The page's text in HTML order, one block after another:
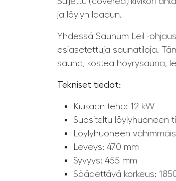
ja löylyn laadun.
Yhdessä Saunum Leil -
esiasetettuja saunatiloja.
sauna, kostea höyrysauna,
Tekniset tiedot:
Kiukaan teho: 12 kW
Suositeltu löylyhuoneen
Löylyhuoneen
Leveys: 470 mm
Syvyys: 455 mm
Säädettävä korkeus: